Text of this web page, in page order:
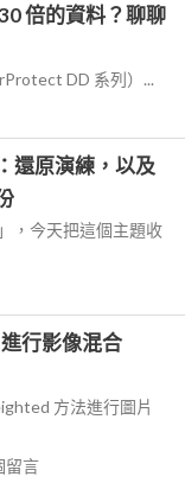
倍的資料？聊聊
DD 系列）...
還原演練，以及
，今天把這個主題收
行影像混合
方法進行圖片
留言